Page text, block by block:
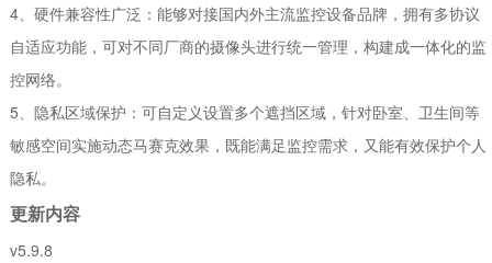
4、硬件兼容性广泛：能够对接国内外主流监控设备品牌，拥有多协议
自适应功能，可对不同厂商的摄像头进行统一管理，构建成一体化的监
控网络。
5、隐私区域保护：可自定义设置多个遮挡区域，针对卧室、卫生间等
敏感空间实施动态马赛克效果，既能满足监控需求，又能有效保护个人
隐私。
更新内容
v5.9.8